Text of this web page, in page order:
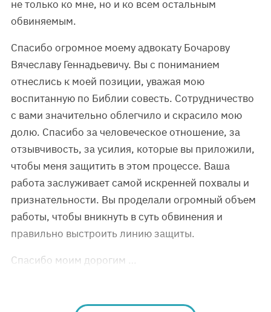
не только ко мне, но и ко всем остальным
обвиняемым.
Спасибо огромное моему адвокату Бочарову
Вячеславу Геннадьевичу. Вы с пониманием
отнеслись к моей позиции, уважая мою
воспитанную по Библии совесть. Сотрудничество
с вами значительно облегчило и скрасило мою
долю. Спасибо за человеческое отношение, за
отзывчивость, за усилия, которые вы приложили,
чтобы меня защитить в этом процессе. Ваша
работа заслуживает самой искренней похвалы и
признательности. Вы проделали огромный объем
работы, чтобы вникнуть в суть обвинения и
правильно выстроить линию защиты.
Спасибо моим дорогим …